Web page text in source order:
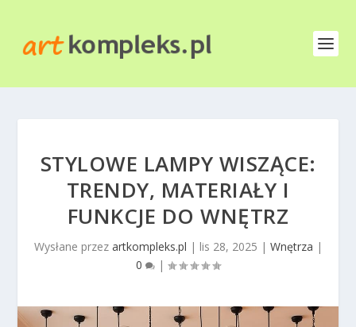
STYLOWE LAMPY WISZĄCE:
TRENDY, MATERIAŁY I
FUNKCJE DO WNĘTRZ
Wysłane przez artkompleks.pl | lis 28, 2025 | Wnętrza |
0
|